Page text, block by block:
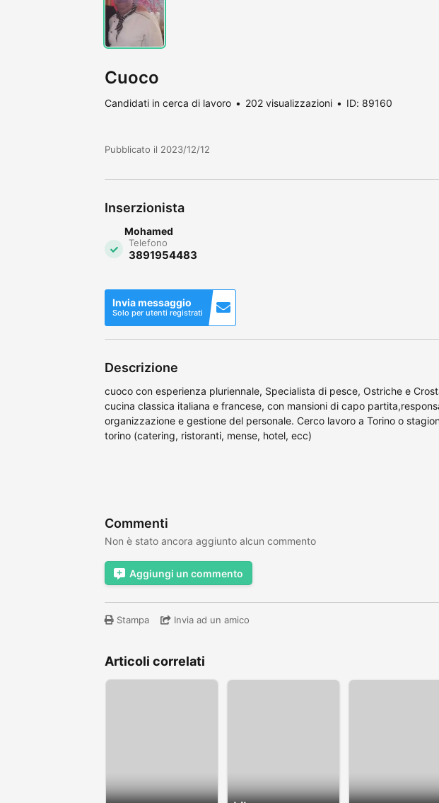
Cuoco
Candidati in cerca di lavoro 202 visualizzazioni ID: 89160
Pubblicato il 2023/12/12
Inserzionista
Mohamed
Telefono
3891954483
Invia messaggio
Solo per utenti registrati
Descrizione
cuoco con esperienza pluriennale, Specialista di pesce, Ostriche e
cucina classica italiana e francese, con mansioni di capo
organizzazione e gestione del personale. Cerco lavoro a Torino o
torino (catering, ristoranti, mense, hotel, ecc)
Commenti
Non è stato ancora aggiunto alcun commento
Aggiungi un commento
Stampa Invia ad un amico
Articoli correlati